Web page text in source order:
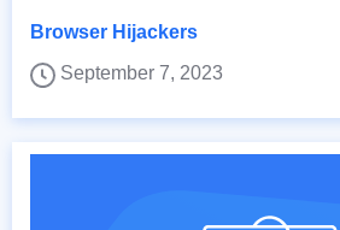
Browser Hijackers
September 7, 2023